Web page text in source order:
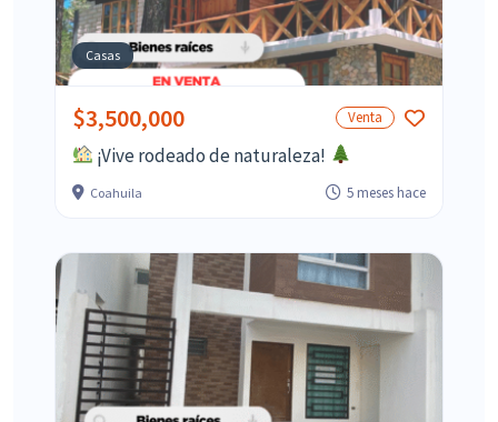
Casas
$3,500,000 Venta
¡Vive rodeado de naturaleza!
Coahuila 5 meses hace